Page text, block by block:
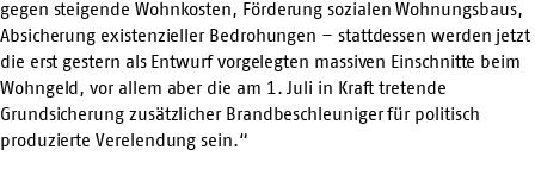
gegen steigende Wohnkosten, Förderung sozialen Wohnungsbaus,
Absicherung existenzieller Bedrohungen – stattdessen werden jetzt
die erst gestern als Entwurf vorgelegten massiven Einschnitte beim
Wohngeld, vor allem aber die am 1. Juli in Kraft tretende
Grundsicherung zusätzlicher Brandbeschleuniger für politisch
produzierte Verelendung sein.“